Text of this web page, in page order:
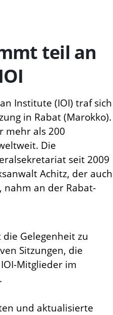
teil an
Institute (IOI) traf sich
in Rabat (Marokko).
mehr als 200
Die
seit 2009
Achitz, der auch
nahm an der Rabat-
Gelegenheit zu
Sitzungen, die
Mitglieder im
und aktualisierte